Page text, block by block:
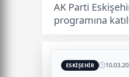
AK Parti
programına
ESKİŞEHİR